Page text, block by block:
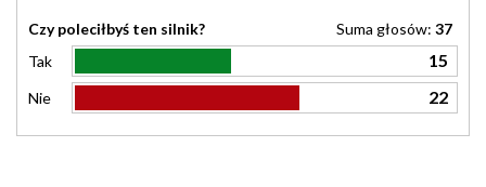
Czy poleciłbyś ten silnik? Suma głosów: 37
Tak
15
Nie 22